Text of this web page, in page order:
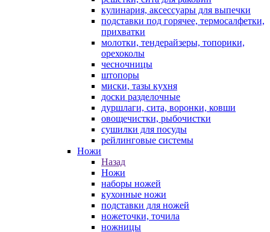
кулинария, аксессуары для выпечки
подставки под горячее, термосалфетки,
прихватки
молотки, тендерайзеры, топорики,
орехоколы
чесночницы
штопоры
миски, тазы кухня
доски разделочные
дуршлаги, сита, воронки, ковши
овощечистки, рыбочистки
сушилки для посуды
рейлинговые системы
Ножи
Назад
Ножи
наборы ножей
кухонные ножи
подставки для ножей
ножеточки, точила
ножницы